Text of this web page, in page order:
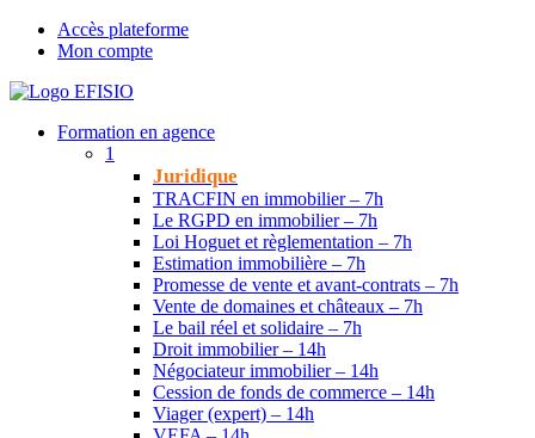
Accès plateforme
Mon compte
Formation en agence
1
Juridique
TRACFIN en immobilier – 7h
Le RGPD en immobilier – 7h
Loi Hoguet et règlementation – 7h
Estimation immobilière – 7h
Promesse de vente et avant-contrats – 7h
Vente de domaines et châteaux – 7h
Le bail réel et solidaire – 7h
Droit immobilier – 14h
Négociateur immobilier – 14h
Cession de fonds de commerce – 14h
Viager (expert) – 14h